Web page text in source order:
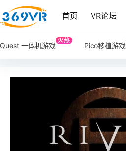
首页 VR论坛
Quest 一体机游戏
火热
Pico移植游戏